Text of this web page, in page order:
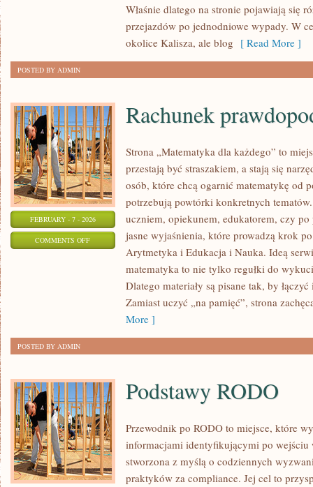
Właśnie dlatego na stronie pojawiają się
przejazdów po jednodniowe wypady. W
okolice Kalisza, ale blog [ Read More ]
POSTED BY ADMIN
FEBRUARY - 7 - 2026
COMMENTS OFFON
RACHUNEK
PRAWDOPODOBIEŃSTWA
Rachunek
Strona „Matematyka dla każdego” to
przestają być straszakiem, a stają się
osób, które chcą ogarnić matematykę od
potrzebują powtórki konkretnych
uczniem, opiekunem, edukatorem, czy
jasne wyjaśnienia, które prowadzą krok
Arytmetyka i Edukacja i Nauka. Ideą
matematyka to nie tylko regułki do
Dlatego materiały są pisane tak, by
Zamiast uczyć „na pamięć”, strona
More ]
POSTED BY ADMIN
Podstawy RODO
Przewodnik po RODO to miejsce, które
informacjami identyfikującymi po wejściu
stworzona z myślą o codziennych
praktyków za compliance. Jej cel to